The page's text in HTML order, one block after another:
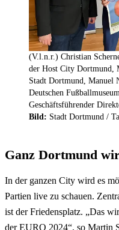
(V.l.n.r.) Christian
der Host City Dortmund,
Stadt Dortmund, Manuel
Deutschen
Geschäftsführender
Bild: Stadt Dortmund /
Ganz Dortmund
In der ganzen City wird es
Partien live zu schauen.
ist der Friedensplatz. „Das
der EURO 2024“, so Martin